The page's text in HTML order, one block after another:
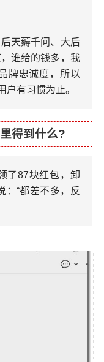
天薅千问、大后
谁给的钱多，我
牌忠诚度，所以
户有习惯为止。
得到什么?
了87块红包，卸
：“都差不多，反